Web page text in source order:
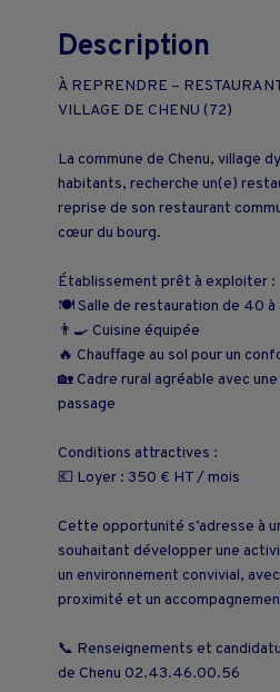
Description
À REPRENDRE –
VILLAGE DE CHENU (72)
La commune de Chenu, village
habitants, recherche un(e)
reprise de son restaurant
cœur du bourg.
Établissement prêt à exploiter :
🍽️ Salle de restauration de 40 à
👨‍🍳 Cuisine équipée
🔥 Chauffage au sol pour un
🏡 Cadre rural agréable avec
passage
Conditions attractives :
💶 Loyer : 350 € HT / mois
Cette opportunité s’adresse à
souhaitant développer une
un environnement convivial,
proximité et un
📞 Renseignements et
de Chenu 02.43.46.00.56